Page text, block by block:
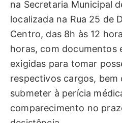
na Secretaria Municipal
localizada na Rua 25 de
Centro, das 8h às 12
horas, com documentos
exigidas para tomar
respectivos cargos, bem
submeter à perícia
comparecimento no